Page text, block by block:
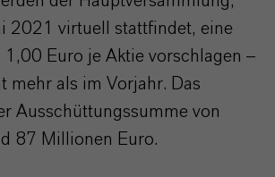
2021 virtuell stattfindet, eine
1,00 Euro je Aktie vorschlagen –
mehr als im Vorjahr. Das
Ausschüttungssumme von
87 Millionen Euro.